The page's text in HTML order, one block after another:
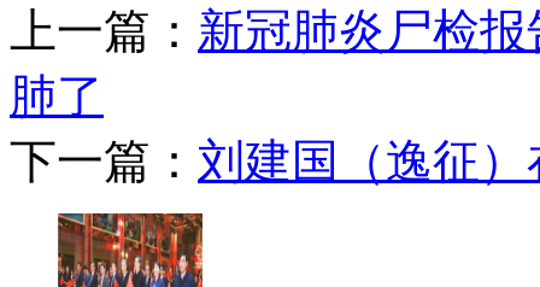
管扩张等反应。酒精储存
须远离火源，安全风险较
氯类消毒剂，是指溶于
子量小，易扩散到细菌
上一篇： 新冠肺炎尸检
肺了
下一篇： 刘建国（逸征